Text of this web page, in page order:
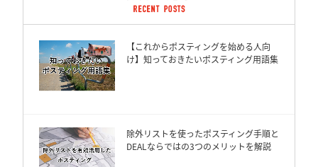
【これからポスティングを始める人向
け】知っておきたいポスティング用語集
除外リストを使ったポスティング手順と
DEALならではの3つのメリットを解説